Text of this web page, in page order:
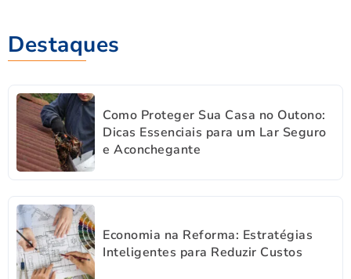
Destaques
Como Proteger Sua Casa no Outono:
Dicas Essenciais para um Lar Seguro
e Aconchegante
Economia na Reforma: Estratégias
Inteligentes para Reduzir Custos